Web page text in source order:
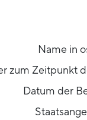
Name in
zum Zeitpunkt
Datum der